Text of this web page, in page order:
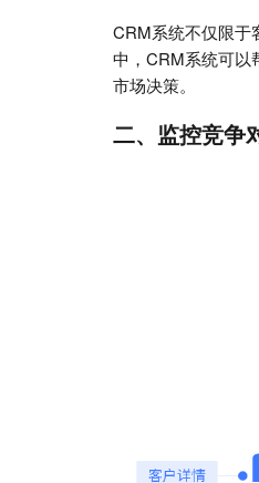
CRM系统不仅限于
中，CRM系统可以
市场决策。
二、监控竞争